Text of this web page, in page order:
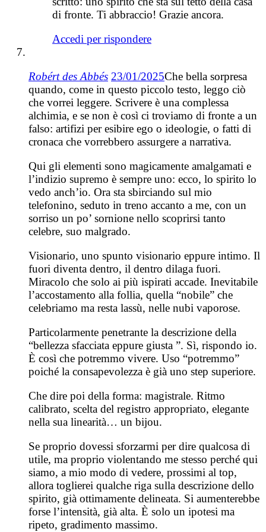
di fronte. Ti abbraccio! Grazie ancora.
Accedi per rispondere
Robért des Abbés 23/01/2025Che bella sorpresa
quando, come in questo piccolo testo, leggo ciò
che vorrei leggere. Scrivere è una complessa
alchimia, e se non è così ci troviamo di fronte a un
falso: artifizi per esibire ego o ideologie, o fatti di
cronaca che vorrebbero assurgere a narrativa.
Qui gli elementi sono magicamente amalgamati e
l’indizio supremo è sempre uno: ecco, lo spirito lo
vedo anch’io. Ora sta sbirciando sul mio
telefonino, seduto in treno accanto a me, con un
sorriso un po’ sornione nello scoprirsi tanto
celebre, suo malgrado.
Visionario, uno spunto visionario eppure intimo. Il
fuori diventa dentro, il dentro dilaga fuori.
Miracolo che solo ai più ispirati accade. Inevitabile
l’accostamento alla follia, quella “nobile” che
celebriamo ma resta lassù, nelle nubi vaporose.
Particolarmente penetrante la descrizione della
“bellezza sfacciata eppure giusta ”. Sì, rispondo io.
È così che potremmo vivere. Uso “potremmo”
poiché la consapevolezza è già uno step superiore.
Che dire poi della forma: magistrale. Ritmo
calibrato, scelta del registro appropriato, elegante
nella sua linearità… un bijou.
Se proprio dovessi sforzarmi per dire qualcosa di
utile, ma proprio violentando me stesso perché qui
siamo, a mio modo di vedere, prossimi al top,
allora toglierei qualche riga sulla descrizione dello
spirito, già ottimamente delineata. Si aumenterebbe
forse l’intensità, già alta. È solo un ipotesi ma
ripeto, gradimento massimo.